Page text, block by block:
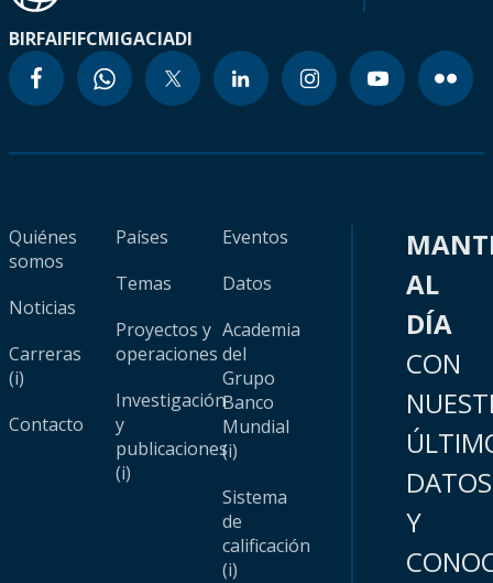
BIRFAIFIFCMIGACIADI
Quiénes
somos
Noticias
Carreras
(i)
Contacto
Países
Temas
Proyectos y
operaciones
Investigación
y
publicaciones
(i)
Eventos
Datos
Academia
del
Grupo
Banco
Mundial
(i)
Sistema
de
calificación
(i)
AL
DÍA
CON
DATOS
Y